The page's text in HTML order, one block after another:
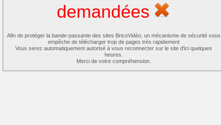
demandées
Afin de protéger la bande-passante des sites BricoVidéo, un mécanisme de sécurité vous
empêche de télécharger trop de pages très rapidement
Vous serez automatiquement autorisé à vous reconnecter sur le site d'ici quelques
heures.
Merci de votre compréhension.